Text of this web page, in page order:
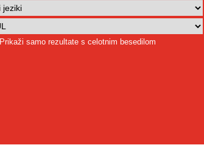
Prikaži samo rezultate s celotnim besedilom